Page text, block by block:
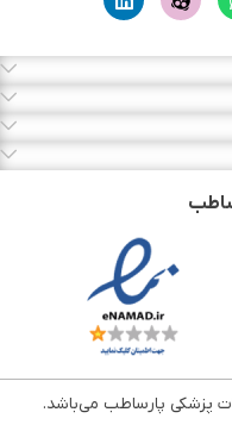
پزشکی پارساطب می‌باشد.